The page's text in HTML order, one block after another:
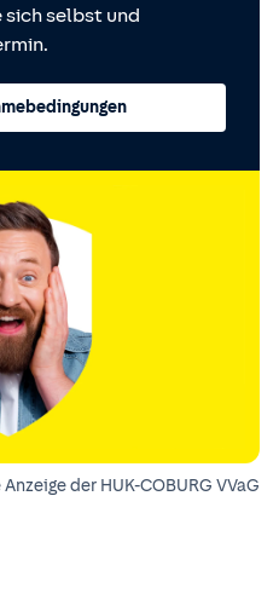
sich selbst und
Anzeige der HUK-COBURG VVaG